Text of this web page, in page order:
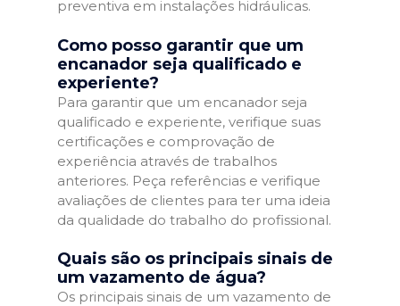
preventiva em instalações hidráulicas.
Como posso garantir que um
encanador seja qualificado e
experiente?
Para garantir que um encanador seja
qualificado e experiente, verifique suas
certificações e comprovação de
experiência através de trabalhos
anteriores. Peça referências e verifique
avaliações de clientes para ter uma ideia
da qualidade do trabalho do profissional.
Quais são os principais sinais de
um vazamento de água?
Os principais sinais de um vazamento de